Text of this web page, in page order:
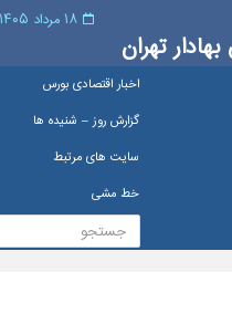
تهران
اخبار اقتصادی بورس
گزارش روز – شنيده ها
سایت های مرتبط
خط مشی